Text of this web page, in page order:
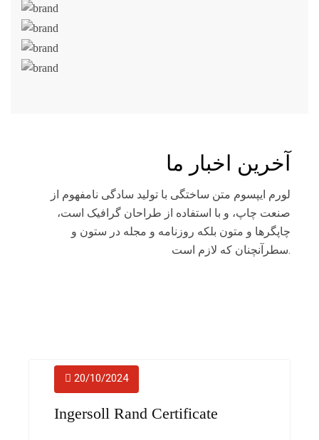
آخرین اخبار ما
لورم ایپسوم متن ساختگی با تولید سادگی نامفهوم از
صنعت چاپ، و با استفاده از طراحان گرافیک است،
چاپگرها و متون بلکه روزنامه و مجله در ستون و
سطرآنچنان که لازم است.
20/10/2024
Ingersoll Rand Certificate